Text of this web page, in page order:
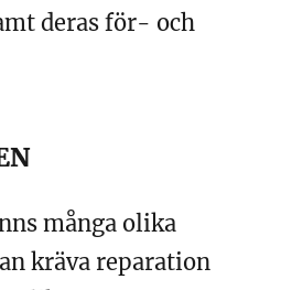
deras för- och
många olika
kräva reparation